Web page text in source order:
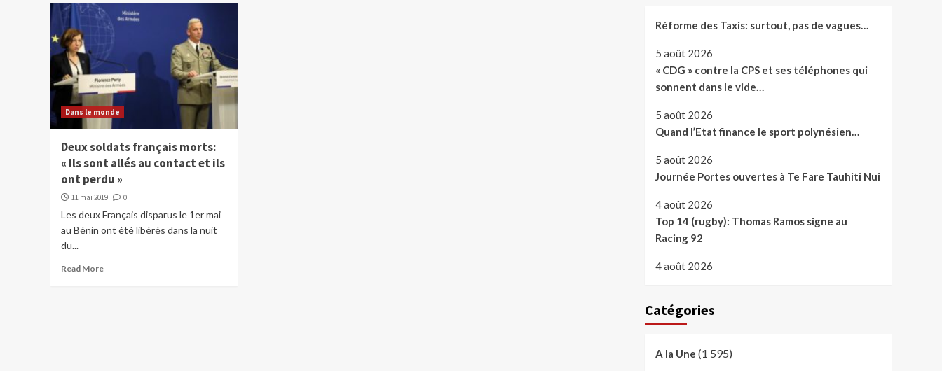
Dans le monde
Deux soldats français morts:
« Ils sont allés au contact et ils
ont perdu »
11 mai 2019 0
Les deux Français disparus le 1er mai
au Bénin ont été libérés dans la nuit
du...
Read More
Réforme des Taxis: surtout, pas de vagues…
5 août 2026
« CDG » contre la CPS et ses téléphones qui
sonnent dans le vide…
5 août 2026
Quand l’Etat finance le sport polynésien…
5 août 2026
Journée Portes ouvertes à Te Fare Tauhiti Nui
4 août 2026
Top 14 (rugby): Thomas Ramos signe au
Racing 92
4 août 2026
Catégories
A la Une (1 595)